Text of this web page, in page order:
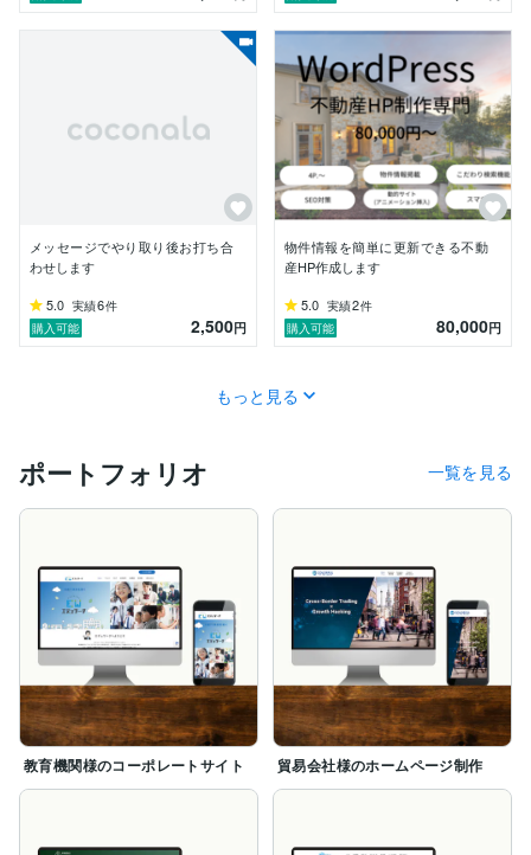
一般的な案件でしたら1ヶ月〜1.5ヶ月程度の納期で制作
ご相談によりスピード対応も可能です。
お気軽にご連絡ください。
メッセージでやり取り後お打ち合
わせします
5.0 実績6件
購入可能
2,500円
物件情報を簡単に更新できる不動
産HP作成します
5.0 実績2件
購入可能
80,000円
もっと見る
ポートフォリオ 一覧を見る
教育機関様のコーポレートサイト 貿易会社様のホームページ制作